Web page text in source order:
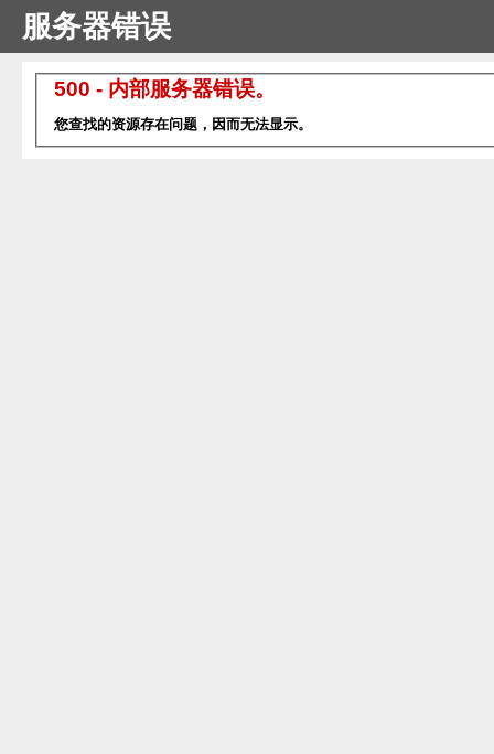
服务器错误
500 - 内部服务器错误。
您查找的资源存在问题，因而无法显示。